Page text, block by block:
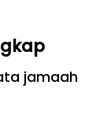
jamaah